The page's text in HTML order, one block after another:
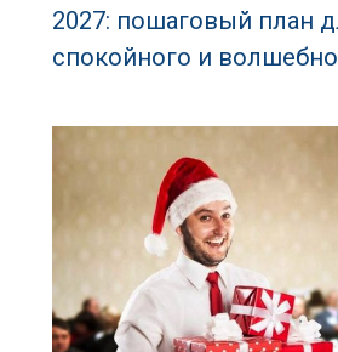
2027: пошаговый план
спокойного и